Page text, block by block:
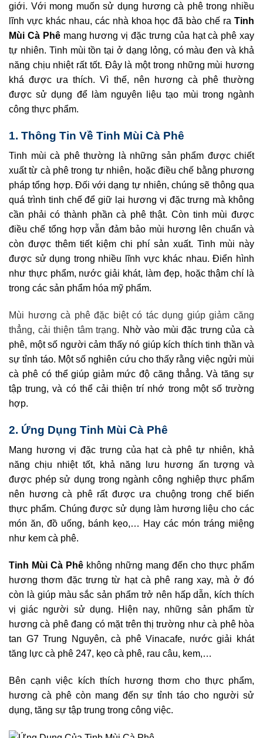
giới. Với mong muốn sử dụng hương cà phê trong nhiều
lĩnh vực khác nhau, các nhà khoa học đã bào chế ra Tinh
Mùi Cà Phêmang hương vị đặc trưng của hạt cà phê xay
tự nhiên. Tinh mùi tồn tại ở dạng lỏng, có màu đen và khả
năng chịu nhiệt rất tốt. Đây là một trong những mùi hương
khá được ưa thích. Vì thế, nên hương cà phê thường
được sử dụng để làm nguyên liệu tạo mùi trong ngành
công thực phẩm.
1. Thông Tin Về Tinh Mùi Cà Phê
Tinh mùi cà phê thường là những sản phẩm được chiết
xuất từ cà phê trong tự nhiên, hoặc điều chế bằng phương
pháp tổng hợp. Đối với dạng tự nhiên, chúng sẽ thông qua
quá trình tinh chế để giữ lại hương vị đặc trưng mà không
cần phải có thành phần cà phê thật. Còn tinh mùi được
điều chế tổng hợp vẫn đảm bảo mùi hương lên chuẩn và
còn được thêm tiết kiệm chi phí sản xuất. Tinh mùi này
được sử dụng trong nhiều lĩnh vực khác nhau. Điển hình
như thực phẩm, nước giải khát, làm đẹp, hoặc thậm chí là
trong các sản phẩm hóa mỹ phẩm.
Mùi hương cà phê đặc biệt có tác dụng giúp giảm căng
thẳng, cải thiện tâm trạng. Nhờ vào mùi đặc trưng của cà
phê, một số người cảm thấy nó giúp kích thích tinh thần và
sự tỉnh táo. Một số nghiên cứu cho thấy rằng việc ngửi mùi
cà phê có thể giúp giảm mức độ căng thẳng. Và tăng sự
tập trung, và có thể cải thiện trí nhớ trong một số trường
hợp.
2. Ứng Dụng Tinh Mùi Cà Phê
Mang hương vị đặc trưng của hạt cà phê tự nhiên, khả
năng chịu nhiệt tốt, khả năng lưu hương ấn tượng và
được phép sử dụng trong ngành công nghiệp thực phẩm
nên hương cà phê rất được ưa chuộng trong chế biến
thực phẩm. Chúng được sử dụng làm hương liệu cho các
món ăn, đồ uống, bánh kẹo,… Hay các món tráng miệng
như kem cà phê.
Tinh Mùi Cà Phê không những mang đến cho thực phẩm
hương thơm đặc trưng từ hạt cà phê rang xay, mà ở đó
còn là giúp màu sắc sản phẩm trở nên hấp dẫn, kích thích
vị giác người sử dụng. Hiện nay, những sản phẩm từ
hương cà phê đang có mặt trên thị trường như cà phê hòa
tan G7 Trung Nguyên, cà phê Vinacafe, nước giải khát
tăng lực cà phê 247, kẹo cà phê, rau câu, kem,…
Bên cạnh việc kích thích hương thơm cho thực phẩm,
hương cà phê còn mang đến sự tỉnh táo cho người sử
dụng, tăng sự tập trung trong công việc.